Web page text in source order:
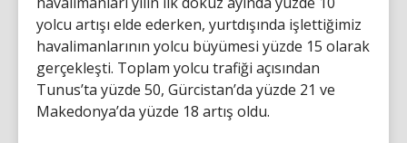
yolcu artışı elde ederken, yurtdışında işlettiğimiz
havalimanlarının yolcu büyümesi yüzde 15 olarak
gerçekleşti. Toplam yolcu trafiği açısından
Tunus’ta yüzde 50, Gürcistan’da yüzde 21 ve
Makedonya’da yüzde 18 artış oldu.